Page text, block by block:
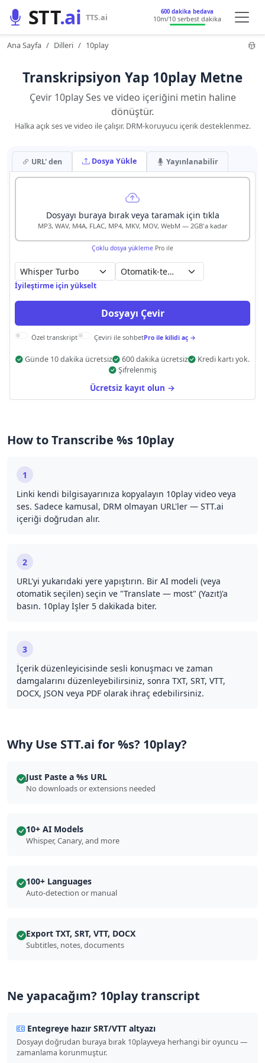
STT.ai TTS.ai 600 dakika bedava
10m/10 serbest dakika
Ana Sayfa Dilleri 10play
Transkripsiyon Yap 10play Metne
Çevir 10play Ses ve video içeriğini metin haline
dönüştür.
Halka açık ses ve video ile çalışır. DRM-koruyucu içerik desteklenmez.
URL' den Dosya Yükle Yayınlanabilir
Dosyayı buraya bırak veya taramak için tıkla
MP3, WAV, M4A, FLAC, MP4, MKV, MOV, WebM — 2GB'a kadar
Çoklu dosya yükleme Pro ile
Otomatik-tespit
İyileştirme için yükselt
Dosyayı Çevir
Özel transkript Çeviri ile sohbetPro ile kilidi aç →
Günde 10 dakika ücretsiz 600 dakika ücretsiz
Kredi kartı yok.
Şifrelenmiş
Ücretsiz kayıt olun →
How to Transcribe %s 10play
1
Linki kendi bilgisayarınıza kopyalayın 10play video veya
ses. Sadece kamusal, DRM olmayan URL'ler — STT.ai
içeriği doğrudan alır.
2
URL'yi yukarıdaki yere yapıştırın. Bir AI modeli (veya
otomatik seçilen) seçin ve "Translate — most" (Yazıt)'a
basın. 10play İşler 5 dakikada biter.
3
İçerik düzenleyicisinde sesli konuşmacı ve zaman
damgalarını düzenleyebilirsiniz, sonra TXT, SRT, VTT,
DOCX, JSON veya PDF olarak ihraç edebilirsiniz.
Why Use STT.ai for %s? 10play?
Just Paste a %s URL
No downloads or extensions needed
10+ AI Models
Whisper, Canary, and more
100+ Languages
Auto-detection or manual
Export TXT, SRT, VTT, DOCX
Subtitles, notes, documents
Ne yapacağım? 10play transcript
Entegreye hazır SRT/VTT altyazı
Dosyayı doğrudan buraya bırak 10playveya herhangi bir oyuncu —
zamanlama korunmuştur.